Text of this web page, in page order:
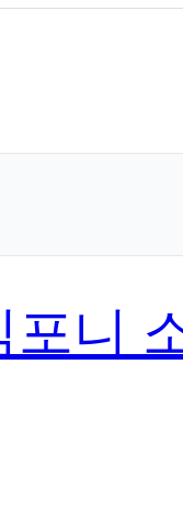
포니